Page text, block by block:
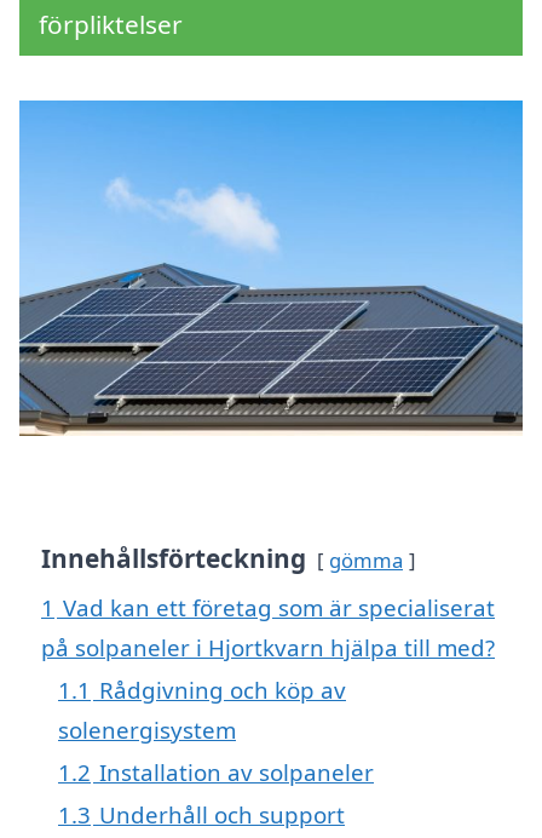
förpliktelser
Innehållsförteckning gömma
1 Vad kan ett företag som är specialiserat
på solpaneler i Hjortkvarn hjälpa till med?
1.1 Rådgivning och köp av
solenergisystem
1.2 Installation av solpaneler
1.3 Underhåll och support